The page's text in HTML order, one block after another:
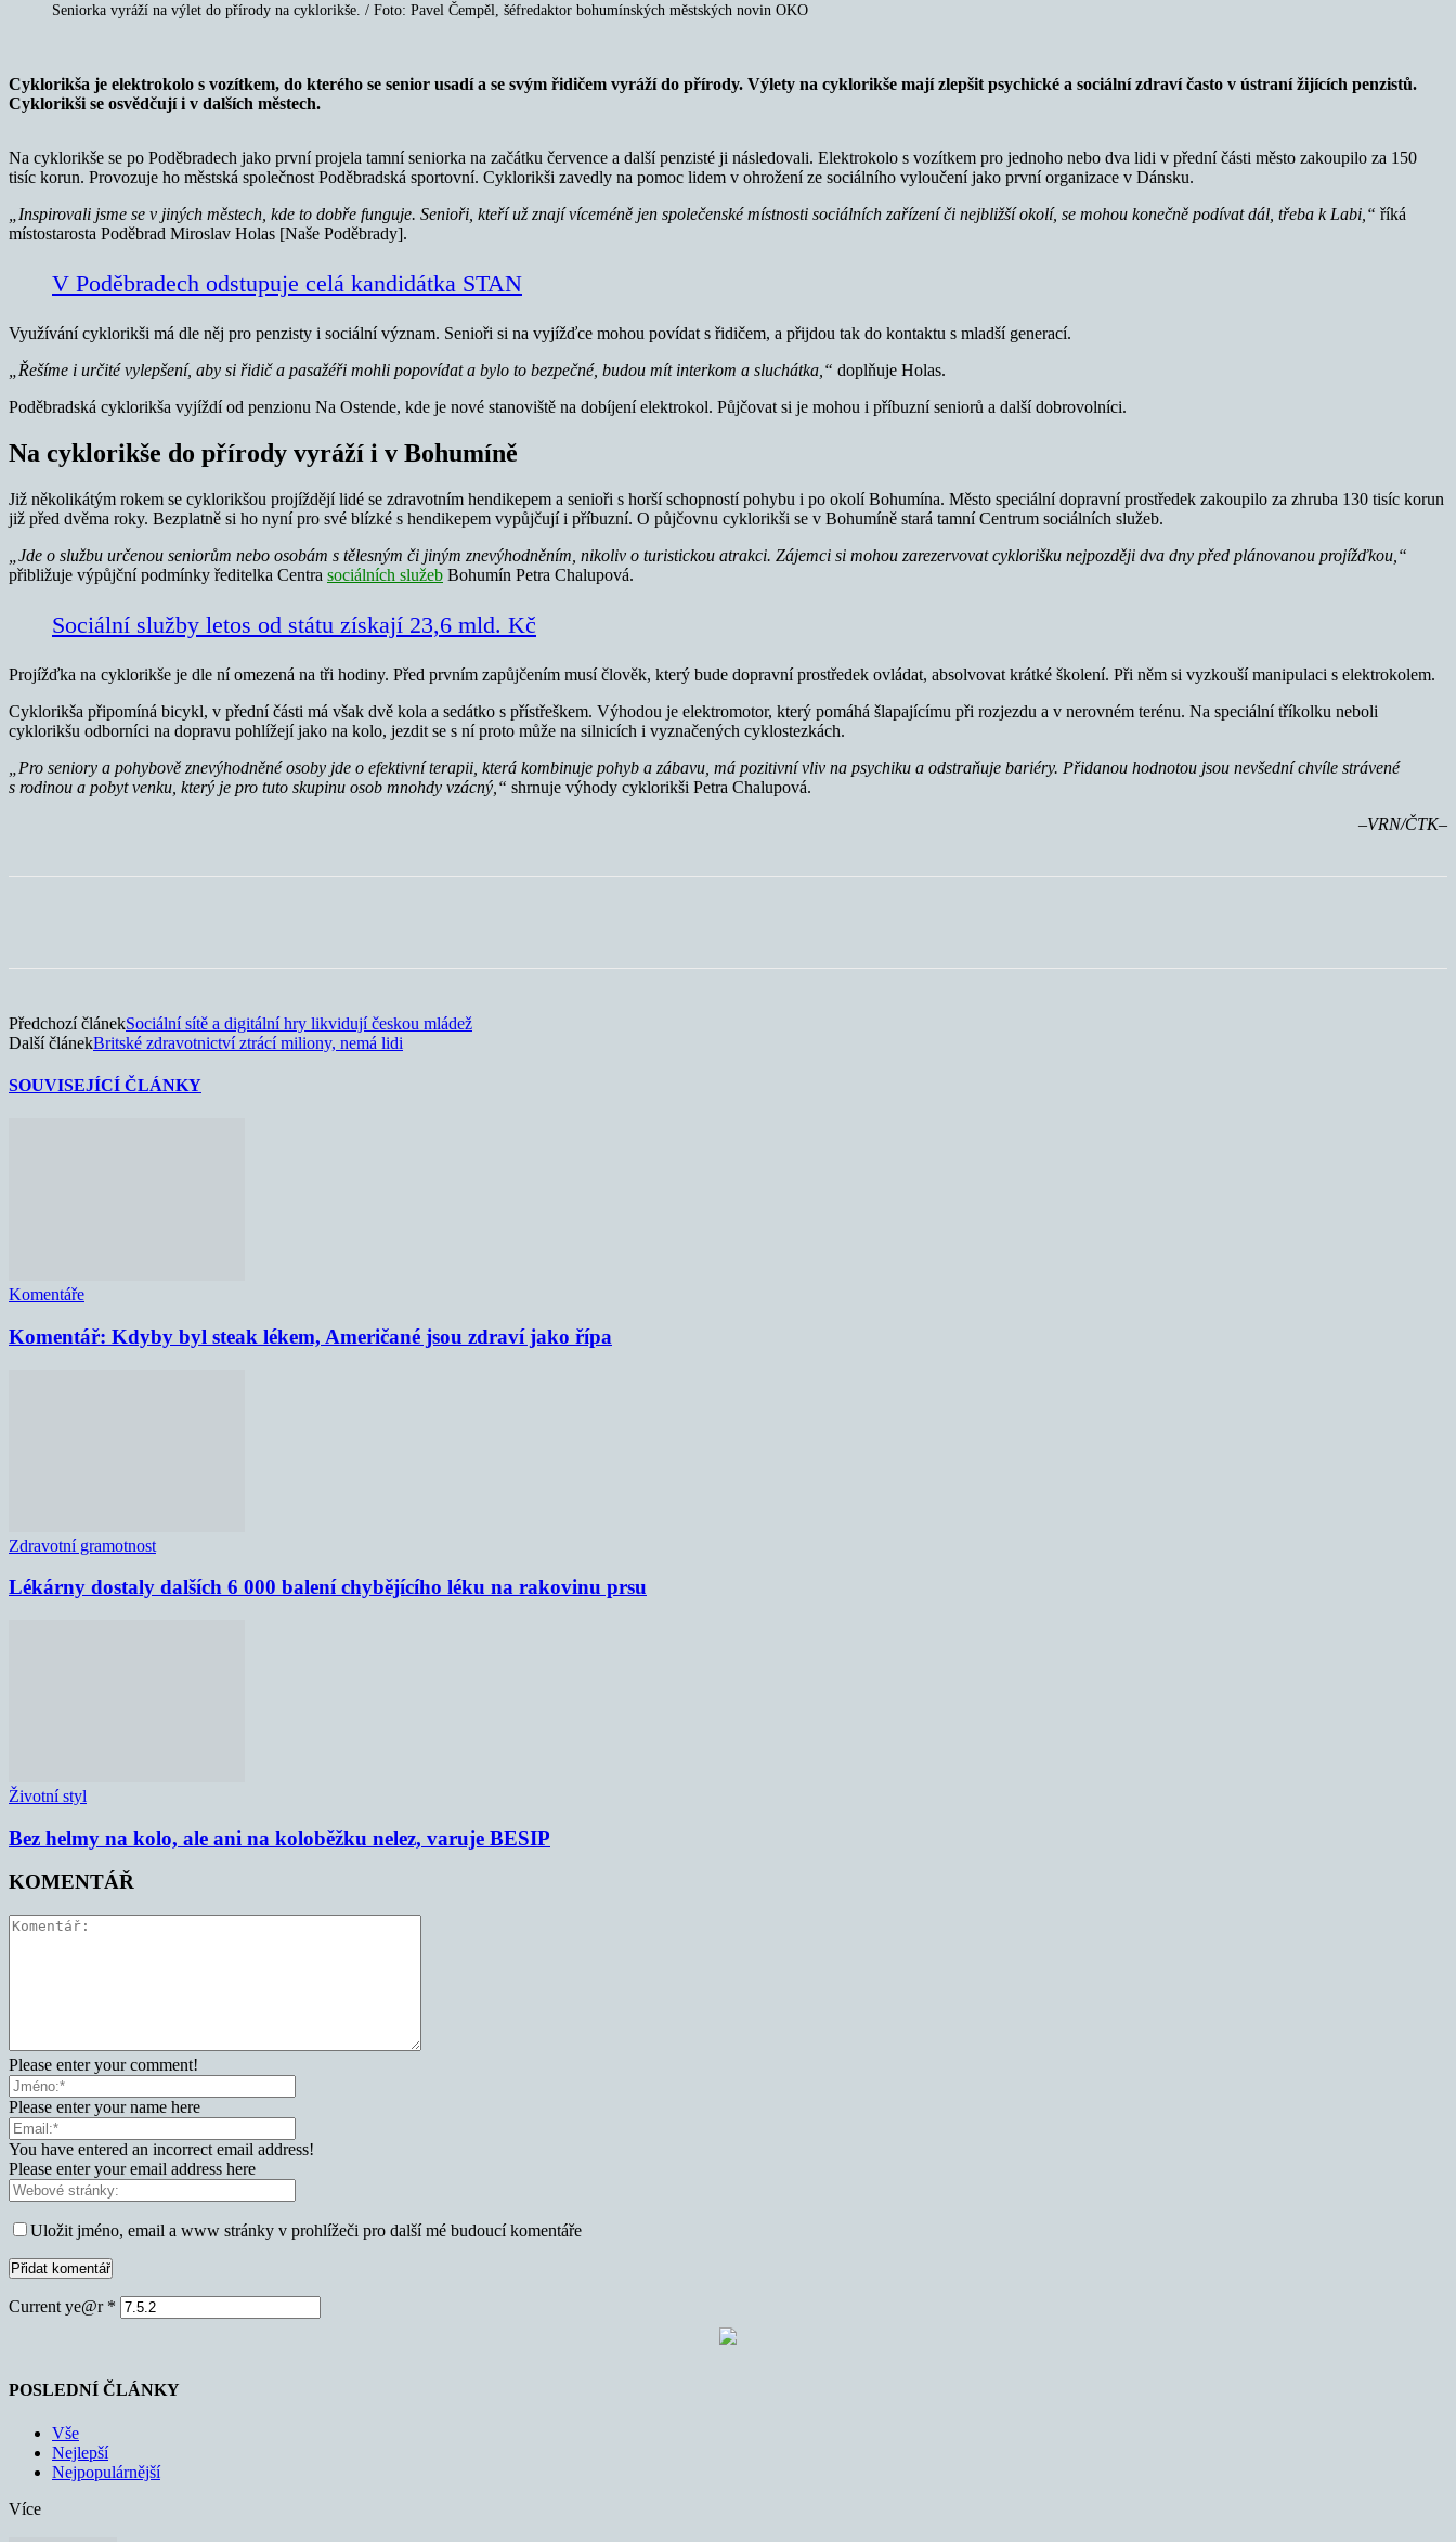
Seniorka vyráží na výlet do přírody na cyklorikše. / Foto: Pavel Čempěl, šéfredaktor bohumínských městských novin OKO
Cyklorikša je elektrokolo s vozítkem, do kterého se senior usadí a se svým řidičem vyráží do přírody. Výlety na cyklorikše mají zlepšit psychické a sociální zdraví často v ústraní žijících penzistů.
Cyklorikši se osvědčují i v dalších městech.
Na cyklorikše se po Poděbradech jako první projela tamní seniorka na začátku července a další penzisté ji následovali. Elektrokolo s vozítkem pro jednoho nebo dva lidi v přední části město zakoupilo za 150
tisíc korun. Provozuje ho městská společnost Poděbradská sportovní. Cyklorikši zavedly na pomoc lidem v ohrožení ze sociálního vyloučení jako první organizace v Dánsku.
„Inspirovali jsme se v jiných městech, kde to dobře funguje. Senioři, kteří už znají víceméně jen společenské místnosti sociálních zařízení či nejbližší okolí, se mohou konečně podívat dál, třeba k Labi,“ říká
místostarosta Poděbrad Miroslav Holas [Naše Poděbrady].
V Poděbradech odstupuje celá kandidátka STAN
Využívání cyklorikši má dle něj pro penzisty i sociální význam. Senioři si na vyjížďce mohou povídat s řidičem, a přijdou tak do kontaktu s mladší generací.
„Řešíme i určité vylepšení, aby si řidič a pasažéři mohli popovídat a bylo to bezpečné, budou mít interkom a sluchátka,“ doplňuje Holas.
Poděbradská cyklorikša vyjíždí od penzionu Na Ostende, kde je nové stanoviště na dobíjení elektrokol. Půjčovat si je mohou i příbuzní seniorů a další dobrovolníci.
Na cyklorikše do přírody vyráží i v Bohumíně
Již několikátým rokem se cyklorikšou projíždějí lidé se zdravotním hendikepem a senioři s horší schopností pohybu i po okolí Bohumína. Město speciální dopravní prostředek zakoupilo za zhruba 130 tisíc korun
již před dvěma roky. Bezplatně si ho nyní pro své blízké s hendikepem vypůjčují i příbuzní. O půjčovnu cyklorikši se v Bohumíně stará tamní Centrum sociálních služeb.
„Jde o službu určenou seniorům nebo osobám s tělesným či jiným znevýhodněním, nikoliv o turistickou atrakci. Zájemci si mohou zarezervovat cyklorišku nejpozději dva dny před plánovanou projížďkou,“
přibližuje výpůjční podmínky ředitelka Centra sociálních služeb Bohumín Petra Chalupová.
Sociální služby letos od státu získají 23,6 mld. Kč
Projížďka na cyklorikše je dle ní omezená na tři hodiny. Před prvním zapůjčením musí člověk, který bude dopravní prostředek ovládat, absolvovat krátké školení. Při něm si vyzkouší manipulaci s elektrokolem.
Cyklorikša připomíná bicykl, v přední části má však dvě kola a sedátko s přístřeškem. Výhodou je elektromotor, který pomáhá šlapajícímu při rozjezdu a v nerovném terénu. Na speciální tříkolku neboli
cyklorikšu odborníci na dopravu pohlížejí jako na kolo, jezdit se s ní proto může na silnicích i vyznačených cyklostezkách.
„Pro seniory a pohybově znevýhodněné osoby jde o efektivní terapii, která kombinuje pohyb a zábavu, má pozitivní vliv na psychiku a odstraňuje bariéry. Přidanou hodnotou jsou nevšední chvíle strávené
s rodinou a pobyt venku, který je pro tuto skupinu osob mnohdy vzácný,“ shrnuje výhody cyklorikši Petra Chalupová.
–VRN/ČTK–
Předchozí článekSociální sítě a digitální hry likvidují českou mládež
Další článekBritské zdravotnictví ztrácí miliony, nemá lidi
SOUVISEJÍCÍ ČLÁNKY
Komentáře
Komentář: Kdyby byl steak lékem, Američané jsou zdraví jako řípa
Zdravotní gramotnost
Lékárny dostaly dalších 6 000 balení chybějícího léku na rakovinu prsu
Životní styl
Bez helmy na kolo, ale ani na koloběžku nelez, varuje BESIP
KOMENTÁŘ
Please enter your comment!
Please enter your name here
You have entered an incorrect email address!
Please enter your email address here
Uložit jméno, email a www stránky v prohlížeči pro další mé budoucí komentáře
Current ye@r *
POSLEDNÍ ČLÁNKY
Vše
Nejlepší
Nejpopulárnější
Více